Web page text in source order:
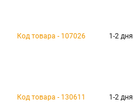
Код товара - 107026 1-2 дня
Код товара - 130611 1-2 дня